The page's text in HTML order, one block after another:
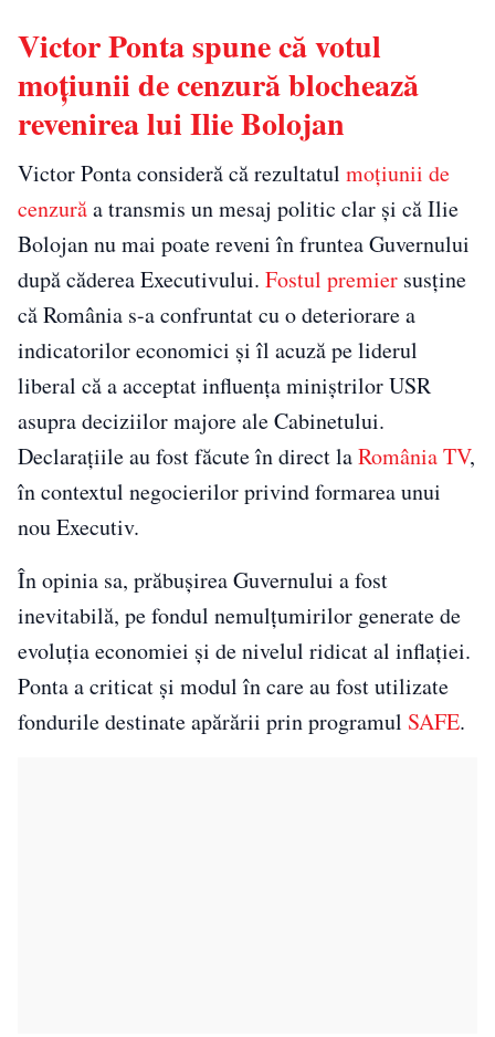
Victor Ponta spune că votul
moțiunii de cenzură blochează
revenirea lui Ilie Bolojan
Victor Ponta consideră că rezultatul moțiunii de
cenzurăa transmis un mesaj politic clar și că Ilie
Bolojan nu mai poate reveni în fruntea Guvernului
după căderea Executivului. Fostul premier susține
că România s-a confruntat cu o deteriorare a
indicatorilor economici și îl acuză pe liderul
liberal că a acceptat influența miniștrilor USR
asupra deciziilor majore ale Cabinetului.
Declarațiile au fost făcute în direct laRomânia TV,
în contextul negocierilor privind formarea unui
nou Executiv.
În opinia sa, prăbușirea Guvernului a fost
inevitabilă, pe fondul nemulțumirilor generate de
evoluția economiei și de nivelul ridicat al inflației.
Ponta a criticat și modul în care au fost utilizate
fondurile destinate apărării prin programul SAFE.